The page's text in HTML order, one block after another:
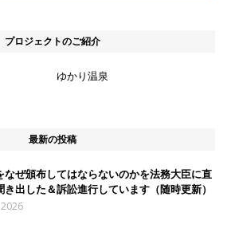
プロジェクトのご紹介
ゆかり温泉
最新の投稿
なぜ頒布してはならないのかを法務大臣に直
き出した＆訴訟進行しています（随時更新）